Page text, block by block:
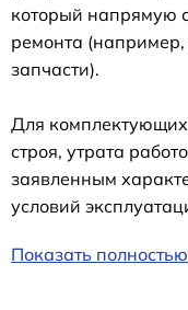
который напрямую
ремонта
запчасти).
Для
строя, утрата
заявленным
условий
Показать полностью